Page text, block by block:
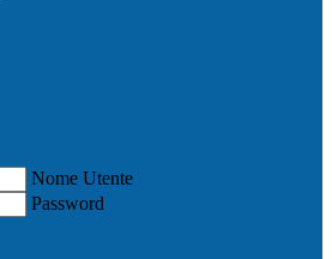
Nome Utente
Password